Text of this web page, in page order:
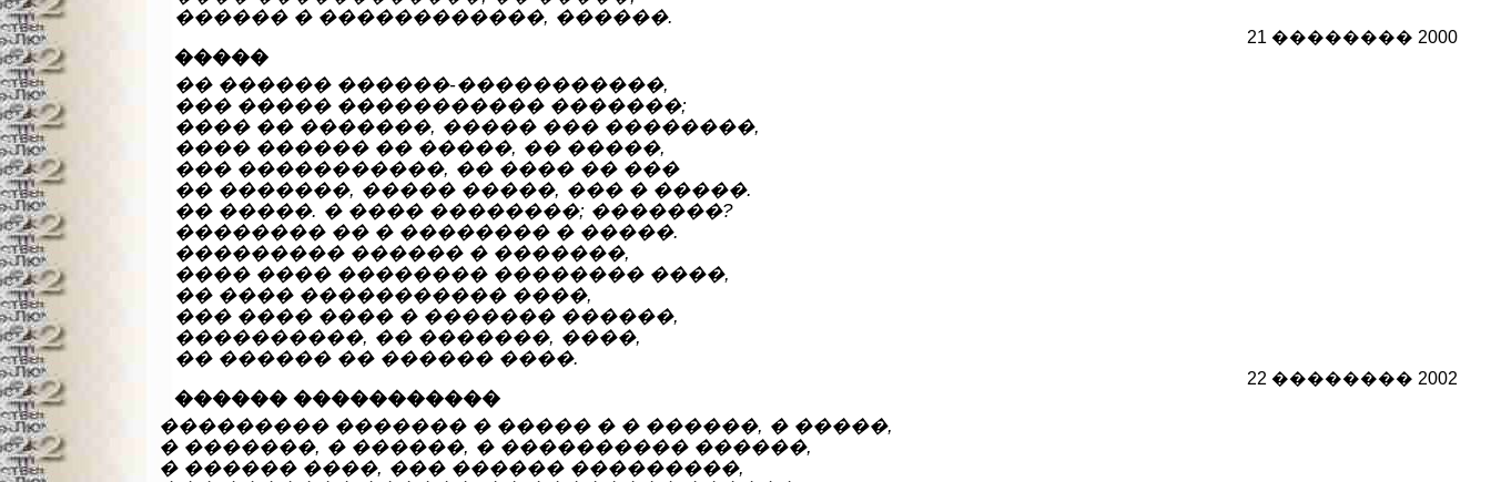
������ � ������������, ������.
21 �������� 2000
�����
�� ������ ������-�����������,
��� ����� ����������� �������;
���� �� �������, ����� ��� ��������,
���� ������ �� �����, �� �����,
��� �����������, �� ���� �� ���
�� �������, ����� �����, ��� � �����.
�� �����. � ���� ��������; �������?
�������� �� � �������� � �����.
��������� ������ � �������,
���� ���� �������� �������� ����,
�� ���� ����������� ����,
��� ���� ���� � ������� ������,
����������, �� �������, ����,
�� ������ �� ������ ����.
22 �������� 2002
������ �����������
��������� ������� � ����� � � ������, � �����,
� �������, � ������, � ���������� ������,
� ������ ����, ��� ������ ���������,